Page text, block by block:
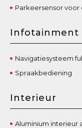
Parkeersensor voor
Infotainment
Navigatiesysteem
Spraakbediening
Interieur
Aluminium interieur